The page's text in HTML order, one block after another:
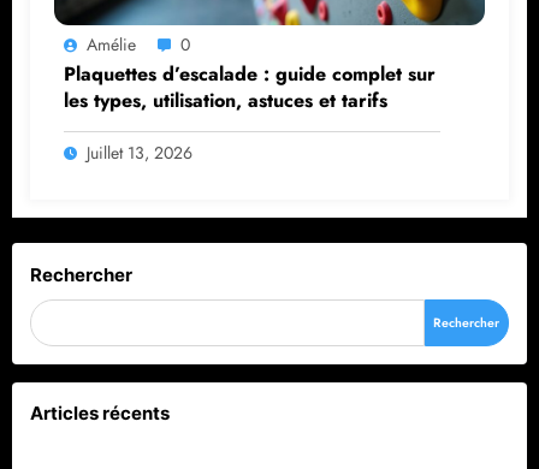
Amélie 0
Plaquettes d’escalade : guide complet sur
les types, utilisation, astuces et tarifs
Juillet 13, 2026
Rechercher
Rechercher
Articles récents